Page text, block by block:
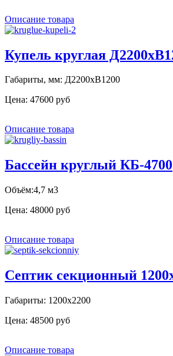
Описание товара
Купель круглая
Габариты, мм: Д2200хВ1200
Цена: 47600 руб
Описание товара
Бассейн круглый КБ-4700
Объём:4,7 м3
Цена: 48000 руб
Описание товара
Септик секционный
Габариты: 1200х2200
Цена: 48500 руб
Описание товара